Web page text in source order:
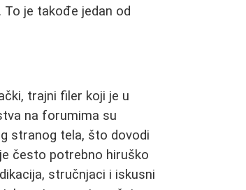
je takođe jedan od
trajni filer koji je u
na forumima su
stranog tela, što dovodi
često potrebno hiruško
stručnjaci i iskusni